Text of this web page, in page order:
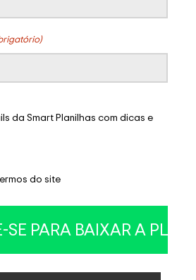
da Smart Planilhas com dicas e
do site